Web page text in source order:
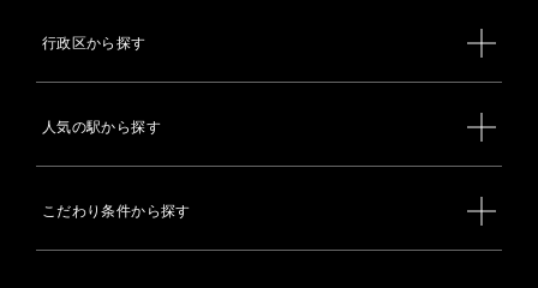
行政区から探す
人気の駅から探す
こだわり条件から探す